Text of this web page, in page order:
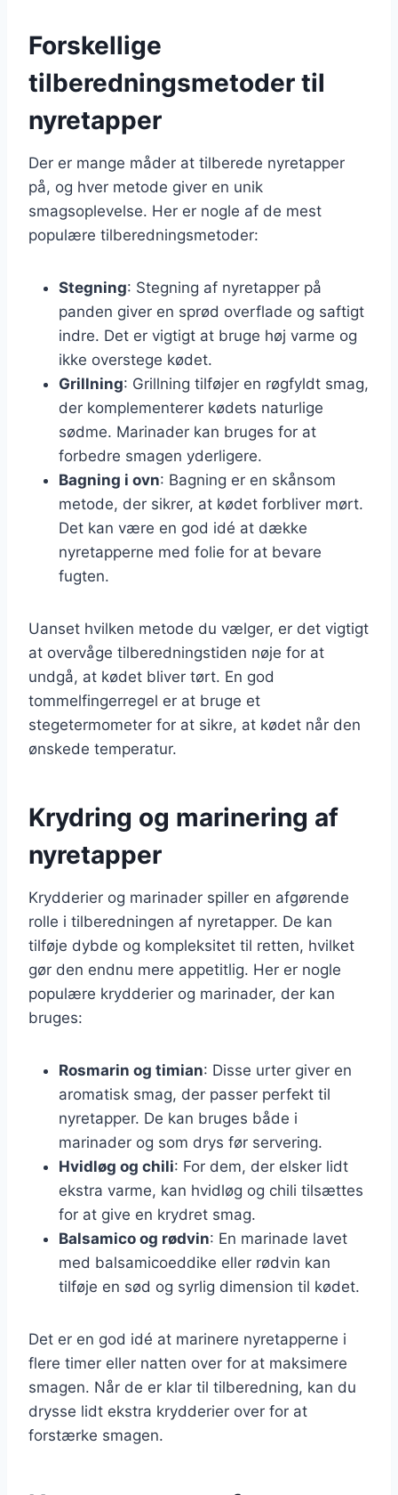
Forskellige
tilberedningsmetoder til
nyretapper
Der er mange måder at tilberede nyretapper
på, og hver metode giver en unik
smagsoplevelse. Her er nogle af de mest
populære tilberedningsmetoder:
Stegning: Stegning af nyretapper på
panden giver en sprød overflade og saftigt
indre. Det er vigtigt at bruge høj varme og
ikke overstege kødet.
Grillning: Grillning tilføjer en røgfyldt smag,
der komplementerer kødets naturlige
sødme. Marinader kan bruges for at
forbedre smagen yderligere.
Bagning i ovn: Bagning er en skånsom
metode, der sikrer, at kødet forbliver mørt.
Det kan være en god idé at dække
nyretapperne med folie for at bevare
fugten.
Uanset hvilken metode du vælger, er det vigtigt
at overvåge tilberedningstiden nøje for at
undgå, at kødet bliver tørt. En god
tommelfingerregel er at bruge et
stegetermometer for at sikre, at kødet når den
ønskede temperatur.
Krydring og marinering af
nyretapper
Krydderier og marinader spiller en afgørende
rolle i tilberedningen af nyretapper. De kan
tilføje dybde og kompleksitet til retten, hvilket
gør den endnu mere appetitlig. Her er nogle
populære krydderier og marinader, der kan
bruges:
Rosmarin og timian: Disse urter giver en
aromatisk smag, der passer perfekt til
nyretapper. De kan bruges både i
marinader og som drys før servering.
Hvidløg og chili: For dem, der elsker lidt
ekstra varme, kan hvidløg og chili tilsættes
for at give en krydret smag.
Balsamico og rødvin: En marinade lavet
med balsamicoeddike eller rødvin kan
tilføje en sød og syrlig dimension til kødet.
Det er en god idé at marinere nyretapperne i
flere timer eller natten over for at maksimere
smagen. Når de er klar til tilberedning, kan du
drysse lidt ekstra krydderier over for at
forstærke smagen.